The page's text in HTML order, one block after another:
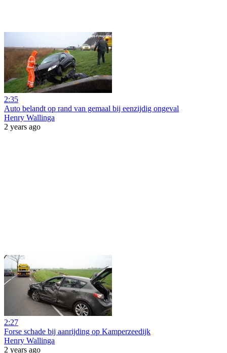
2:35
Auto belandt op rand van gemaal bij eenzijdig ongeval
Henry Wallinga
2 years ago
2:27
Forse schade bij aanrijding op Kamperzeedijk
Henry Wallinga
2 years ago